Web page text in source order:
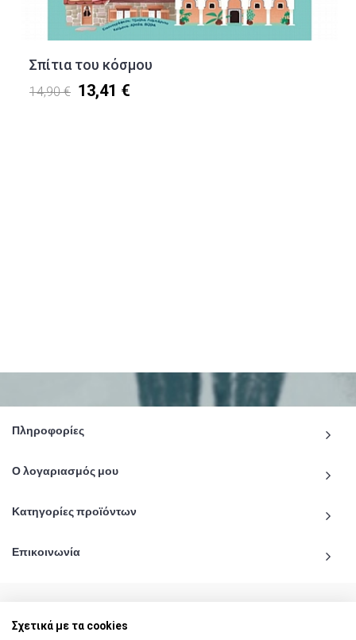
Σπίτια του κόσμου
14,90 € 13,41 €
Πληροφορίες
Ο λογαριασμός μου
Κατηγορίες προϊόντων
Επικοινωνία
Σχετικά με τα cookies